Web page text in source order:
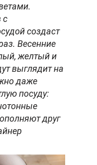
с
создаст
Весенние
желтый и
выглядит на
даже
посуду:
друг